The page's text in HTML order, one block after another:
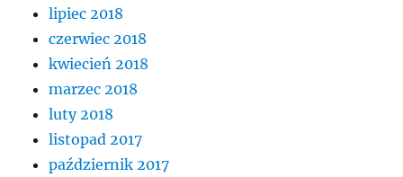
lipiec 2018
czerwiec 2018
kwiecień 2018
marzec 2018
luty 2018
listopad 2017
październik 2017